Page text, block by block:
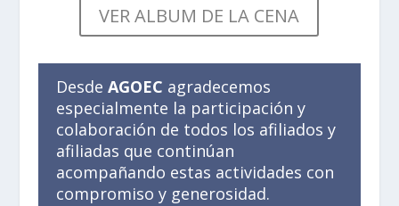
VER ALBUM DE LA CENA
Desde AGOEC agradecemos
especialmente la participación y
colaboración de todos los afiliados y
afiliadas que continúan
acompañando estas actividades con
compromiso y generosidad.